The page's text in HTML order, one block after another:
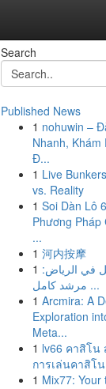
Search
Published News
1 nohuwin –
Nhanh, Khám
Đ...
1 Live
vs. Reality
1 Soi Dàn Lô
Phương
...
1 河内按摩
1 في الرياض:
مرشد كامل ...
1 Arcmira: A
Exploration
Meta...
1 lv66 คาสิโน
การเล่นคาสิโ
1 Mix77: Your